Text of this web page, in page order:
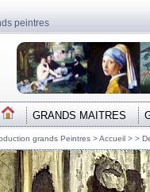
peintres
GRANDS MAITRES
grands Peintres >Accueil > >